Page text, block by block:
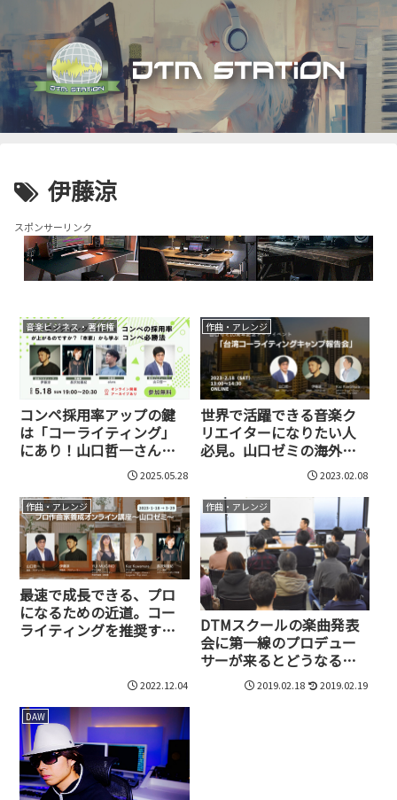
伊藤涼
スポンサーリンク
音楽ビジネス・著作権
コンペ採用率アップの鍵
は「コーライティング」
にあり！山口哲一さんと
現役作家陣が語る必勝戦
2025.05.28
作曲・アレンジ
世界で活躍できる音楽ク
リエイターになりたい人
必見。山口ゼミの海外コ
ーライティングキャンプ
2023.02.08
作曲・アレンジ
最速で成長できる、プロ
になるための近道。コー
ライティングを推奨する
2022.12.04
作曲・アレンジ
DTMスクールの楽曲発表
会に第一線のプロデュー
サーが来るとどうなるの
2019.02.18 2019.02.19
DAW